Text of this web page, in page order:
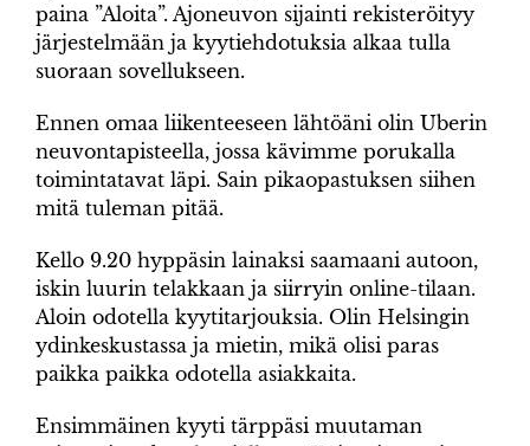
paina ”Aloita”. Ajoneuvon sijainti rekisteröityy
järjestelmään ja kyytiehdotuksia alkaa tulla
suoraan sovellukseen.
Ennen omaa liikenteeseen lähtöäni olin Uberin
neuvontapisteella, jossa kävimme porukalla
toimintatavat läpi. Sain pikaopastuksen siihen
mitä tuleman pitää.
Kello 9.20 hyppäsin lainaksi saamaani autoon,
iskin luurin telakkaan ja siirryin online-tilaan.
Aloin odotella kyytitarjouksia. Olin Helsingin
ydinkeskustassa ja mietin, mikä olisi paras
paikka paikka odotella asiakkaita.
Ensimmäinen kyyti tärppäsi muutaman